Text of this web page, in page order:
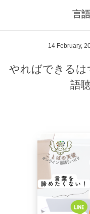
言
14 February,
やればできるは
語
脳に何かがあったとき
NPO法人Reジョブ大阪
ワーキングマザーの知恵